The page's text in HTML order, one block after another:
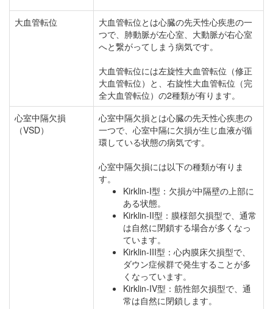
大血管転位
大血管転位とは心臓の先天性心疾患の一
つで、肺動脈が左心室、大動脈が右心室
へと繋がってしまう病気です。
大血管転位には左旋性大血管転位（修正
大血管転位）と、右旋性大血管転位（完
全大血管転位）の2種類が有ります。
心室中隔欠損
（VSD）
心室中隔欠損とは心臓の先天性心疾患の
一つで、心室中隔に欠損が生じ血液が循
環している状態の病気です。
心室中隔欠損には以下の種類が有りま
す。
Kirklin-I型：欠損が中隔壁の上部に
ある状態。
Kirklin-II型：膜様部欠損型で、通常
は自然に閉鎖する場合が多くなっ
ています。
Kirklin-III型：心内膜床欠損型で、
ダウン症候群で発生することが多
くなっています。
Kirklin-IV型：筋性部欠損型で、通
常は自然に閉鎖します。